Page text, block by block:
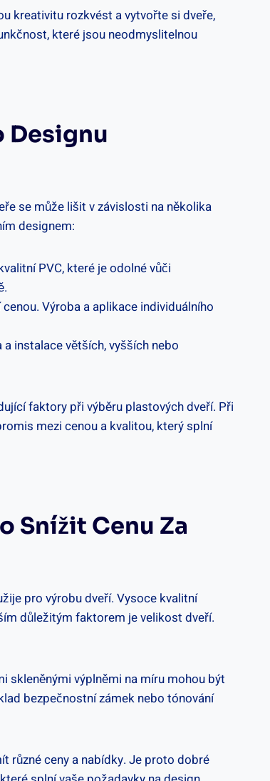
kreativitu rozkvést a vytvořte si dveře,
které jsou neodmyslitelnou
Designu
se může lišit v závislosti na několika
designem:
PVC, které je odolné vůči
Výroba a aplikace individuálního
instalace větších, vyšších nebo
faktory při výběru plastových dveří. Při
mezi cenou a kvalitou, který splní
Snížit Cenu Za
pro výrobu dveří. Vysoce kvalitní
důležitým faktorem je velikost dveří.
skleněnými výplněmi na míru mohou být
bezpečnostní zámek nebo tónování
různé ceny a nabídky. Je proto dobré